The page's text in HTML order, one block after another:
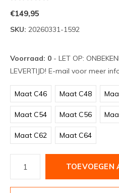
€149,95
SKU: 20260331-1592
Voorraad: 0 - LET OP:
LEVERTIJD! E-mail voor meer
Maat C46 Maat C48
Maat C54 Maat C56
Maat C62 Maat C64
TOEVOEGEN